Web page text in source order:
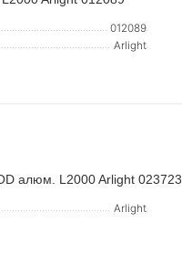
012089
Arlight
алюм. L2000 Arlight 023723
Arlight